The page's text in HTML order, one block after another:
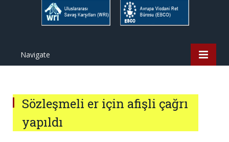
Navigate
Sözleşmeli er için afişli çağrı
yapıldı